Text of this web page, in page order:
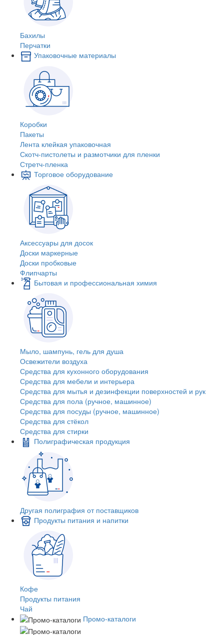
Бахилы
Перчатки
Упаковочные материалы
Коробки
Пакеты
Лента клейкая упаковочная
Скотч-пистолеты и размотчики для пленки
Стретч-пленка
Торговое оборудование
Аксессуары для досок
Доски маркерные
Доски пробковые
Флипчарты
Бытовая и профессиональная химия
Мыло, шампунь, гель для душа
Освежители воздуха
Средства для кухонного оборудования
Средства для мебели и интерьера
Средства для мытья и дезинфекции поверхностей и рук
Средства для пола (ручное, машинное)
Средства для посуды (ручное, машинное)
Средства для стёкол
Средства для стирки
Полиграфическая продукция
Другая полиграфия от поставщиков
Продукты питания и напитки
Кофе
Продукты питания
Чай
Промо-каталоги